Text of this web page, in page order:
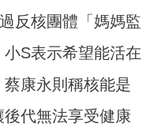
反核團體「媽媽監
S表示希望能活在
康永則稱核能是
代無法享受健康